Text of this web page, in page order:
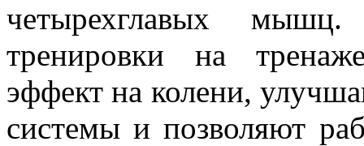
четырехглавых
тренировки на
эффект на колени,
системы и позволяют